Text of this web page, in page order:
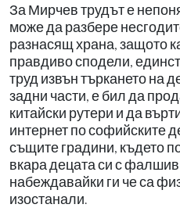
За Мирчев трудът е
може да разбере
разнасящ храна, защото
правдиво сподели,
труд извън търкането на
задни части, е бил да
китайски рутери и да
интернет по софийските
същите градини, където
вкара децата си с
набеждавайки ги че са
изостанали.